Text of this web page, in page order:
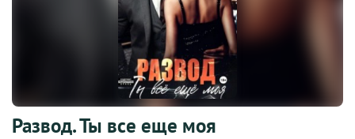
Развод. Ты все еще моя